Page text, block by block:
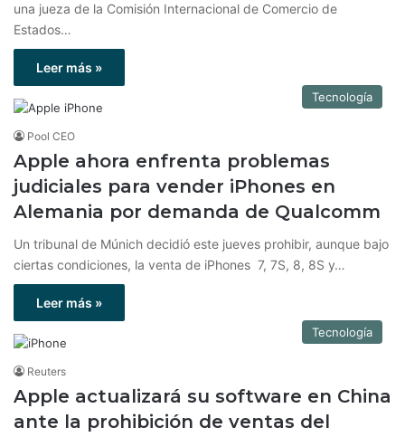
una jueza de la Comisión Internacional de Comercio de
Estados…
Leer más »
Tecnología
Pool CEO
Apple ahora enfrenta problemas
judiciales para vender iPhones en
Alemania por demanda de Qualcomm
Un tribunal de Múnich decidió este jueves prohibir, aunque bajo
ciertas condiciones, la venta de iPhones 7, 7S, 8, 8S y…
Leer más »
Tecnología
Reuters
Apple actualizará su software en China
ante la prohibición de ventas del